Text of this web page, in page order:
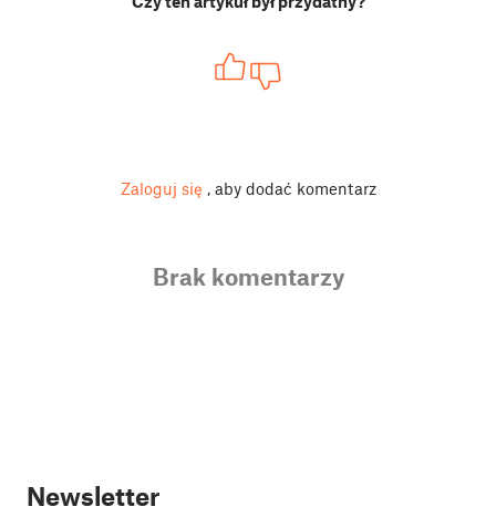
Zaloguj się , aby dodać komentarz
Brak komentarzy
Newsletter